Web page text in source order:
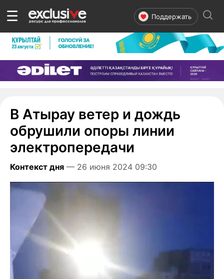
☰ Поддержать
В Атырау ветер и дождь
обрушили опоры линии
электропередачи
Контекст дня — 26 июня 2024 09:30